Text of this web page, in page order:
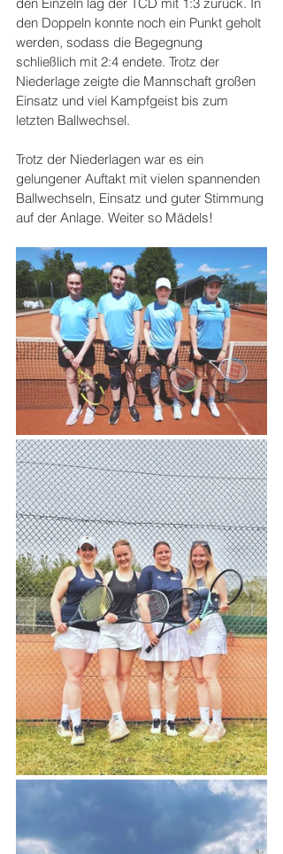
den Doppeln konnte noch ein Punkt geholt
werden, sodass die Begegnung
schließlich mit 2:4 endete. Trotz der
Niederlage zeigte die Mannschaft großen
Einsatz und viel Kampfgeist bis zum
letzten Ballwechsel.
Trotz der Niederlagen war es ein
gelungener Auftakt mit vielen spannenden
Ballwechseln, Einsatz und guter Stimmung
auf der Anlage. Weiter so Mädels!